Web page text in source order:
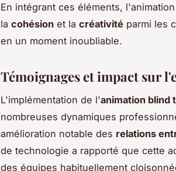
En intégrant ces éléments,
la cohésion et la créativité parmi les
en un moment inoubliable.
Témoignages et impact sur
L'implémentation de l'animation blind
nombreuses dynamiques
amélioration notable des relations
de technologie a rapporté que cette
des équipes habituellement